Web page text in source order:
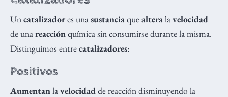
Uncatalizadores unasustanciaquealteralavelocidad
de unareacciónquímica sin consumirse durante la misma.
Distinguimos entrecatalizadores:
Positivos
Aumentanlavelocidadde reacción disminuyendo la